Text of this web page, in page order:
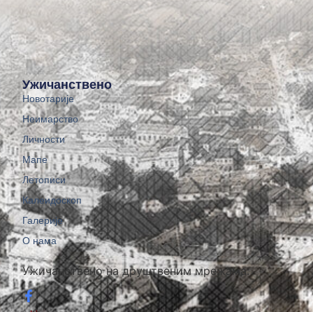
Ужичанствено на друштвеним мрежама:
Ужичанствено
Новотарије
Неимарство
Личности
Мапе
Летописи
Калеидоскоп
Галерије
О нама